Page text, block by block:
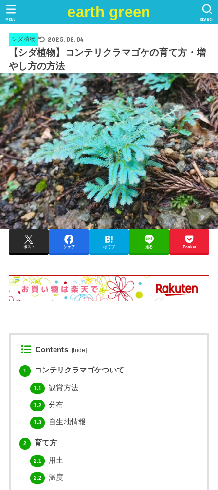
earth green SEARCH
MENU
シダ植物 2025.02.04
【シダ植物】コンテリクラマゴケの育て方・増
やし方の方法
ポスト シェア はてブ 送る Pocket
Contents [hide]
1 コンテリクラマゴケついて
1.1 観賞方法
1.2 分布
1.3 自生地情報
2 育て方
2.1 用土
2.2 温度